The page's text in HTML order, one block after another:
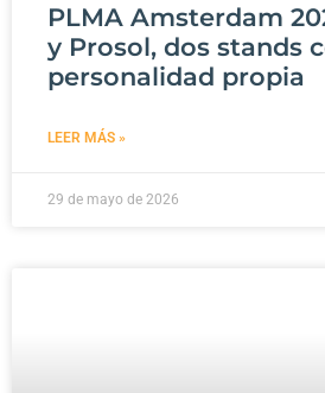
PLMA Amsterdam
y Prosol, dos stands
personalidad propia
LEER MÁS »
29 de mayo de 2026